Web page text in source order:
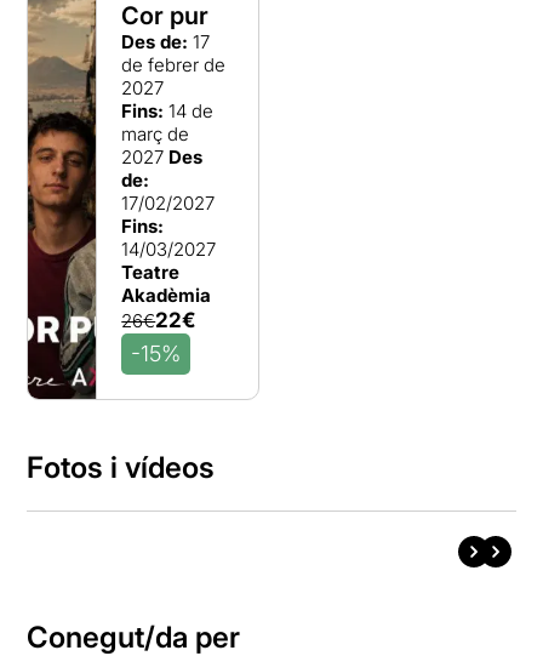
Cor pur
Des de: 17
de febrer de
2027
Fins: 14 de
març de
2027 Des
de:
17/02/2027
Fins:
14/03/2027
Teatre
Akadèmia
26€22€
-15%
Fotos i vídeos
Conegut/da per